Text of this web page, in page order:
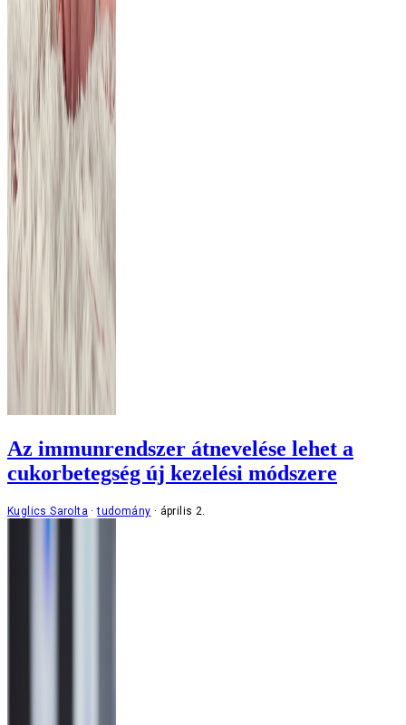
Az immunrendszer átnevelése lehet a
cukorbetegség új kezelési módszere
Kuglics Sarolta tudomány április 2.